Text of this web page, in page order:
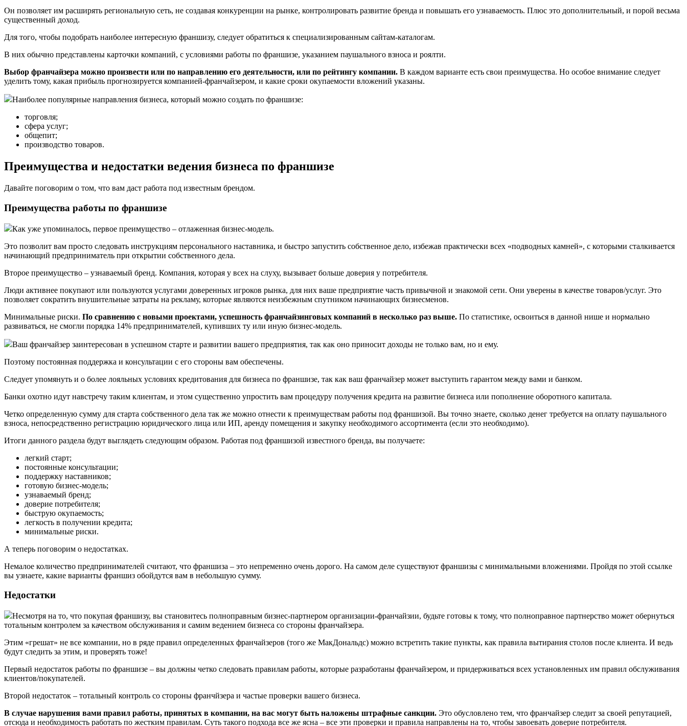
Он позволяет им расширять региональную сеть, не создавая конкуренции на рынке, контролировать развитие бренда и повышать его узнаваемость. Плюс это дополнительный, и порой весьма
существенный доход.
Для того, чтобы подобрать наиболее интересную франшизу, следует обратиться к специализированным сайтам-каталогам.
В них обычно представлены карточки компаний, с условиями работы по франшизе, указанием паушального взноса и роялти.
Выбор франчайзера можно произвести или по направлению его деятельности, или по рейтингу компании. В каждом варианте есть свои преимущества. Но особое внимание следует
уделить тому, какая прибыль прогнозируется компанией-франчайзером, и какие сроки окупаемости вложений указаны.
Наиболее популярные направления бизнеса, который можно создать по франшизе:
торговля;
сфера услуг;
общепит;
производство товаров.
Преимущества и недостатки ведения бизнеса по франшизе
Давайте поговорим о том, что вам даст работа под известным брендом.
Преимущества работы по франшизе
Как уже упоминалось, первое преимущество – отлаженная бизнес-модель.
Это позволит вам просто следовать инструкциям персонального наставника, и быстро запустить собственное дело, избежав практически всех «подводных камней», с которыми сталкивается
начинающий предприниматель при открытии собственного дела.
Второе преимущество – узнаваемый бренд. Компания, которая у всех на слуху, вызывает больше доверия у потребителя.
Люди активнее покупают или пользуются услугами доверенных игроков рынка, для них ваше предприятие часть привычной и знакомой сети. Они уверены в качестве товаров/услуг. Это
позволяет сократить внушительные затраты на рекламу, которые являются неизбежным спутником начинающих бизнесменов.
Минимальные риски. По сравнению с новыми проектами, успешность франчайзинговых компаний в несколько раз выше. По статистике, освоиться в данной нише и нормально
развиваться, не смогли порядка 14% предпринимателей, купивших ту или иную бизнес-модель.
Ваш франчайзер заинтересован в успешном старте и развитии вашего предприятия, так как оно приносит доходы не только вам, но и ему.
Поэтому постоянная поддержка и консультации с его стороны вам обеспечены.
Следует упомянуть и о более лояльных условиях кредитования для бизнеса по франшизе, так как ваш франчайзер может выступить гарантом между вами и банком.
Банки охотно идут навстречу таким клиентам, и этом существенно упростить вам процедуру получения кредита на развитие бизнеса или пополнение оборотного капитала.
Четко определенную сумму для старта собственного дела так же можно отнести к преимуществам работы под франшизой. Вы точно знаете, сколько денег требуется на оплату паушального
взноса, непосредственно регистрацию юридического лица или ИП, аренду помещения и закупку необходимого ассортимента (если это необходимо).
Итоги данного раздела будут выглядеть следующим образом. Работая под франшизой известного бренда, вы получаете:
легкий старт;
постоянные консультации;
поддержку наставников;
готовую бизнес-модель;
узнаваемый бренд;
доверие потребителя;
быструю окупаемость;
легкость в получении кредита;
минимальные риски.
А теперь поговорим о недостатках.
Немалое количество предпринимателей считают, что франшиза – это непременно очень дорого. На самом деле существуют франшизы с минимальными вложениями. Пройдя по этой ссылке
вы узнаете, какие варианты франшиз обойдутся вам в небольшую сумму.
Недостатки
Несмотря на то, что покупая франшизу, вы становитесь полноправным бизнес-партнером организации-франчайзии, будьте готовы к тому, что полноправное партнерство может обернуться
тотальным контролем за качеством обслуживания и самим ведением бизнеса со стороны франчайзера.
Этим «грешат» не все компании, но в ряде правил определенных франчайзеров (того же МакДональдс) можно встретить такие пункты, как правила вытирания столов после клиента. И ведь
будут следить за этим, и проверять тоже!
Первый недостаток работы по франшизе – вы должны четко следовать правилам работы, которые разработаны франчайзером, и придерживаться всех установленных им правил обслуживания
клиентов/покупателей.
Второй недостаток – тотальный контроль со стороны франчйзера и частые проверки вашего бизнеса.
В случае нарушения вами правил работы, принятых в компании, на вас могут быть наложены штрафные санкции. Это обусловлено тем, что франчайзер следит за своей репутацией,
отсюда и необходимость работать по жестким правилам. Суть такого подхода все же ясна – все эти проверки и правила направлены на то, чтобы завоевать доверие потребителя.